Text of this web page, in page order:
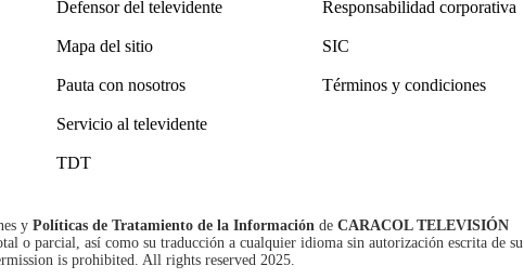
Defensor del televidente
Mapa del sitio
Pauta con nosotros
Servicio al televidente
TDT
Responsabilidad corporativa
SIC
Términos y condiciones
y Políticas de Tratamiento de la Información de CARACOL TELEVISIÓN
o parcial, así como su traducción a cualquier idioma sin autorización escrita de su
is prohibited. All rights reserved 2025.